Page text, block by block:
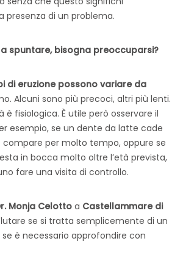
presenza di un problema.
spuntare, bisogna preoccuparsi?
di eruzione possono variare da
Alcuni sono più precoci, altri più lenti.
è fisiologica. È utile però osservare il
esempio, se un dente da latte cade
per molto tempo, oppure se
in bocca molto oltre l’età prevista,
fare una visita di controllo.
Monja Celottoa Castellammare di
se si tratta semplicemente di un
è necessario approfondire con